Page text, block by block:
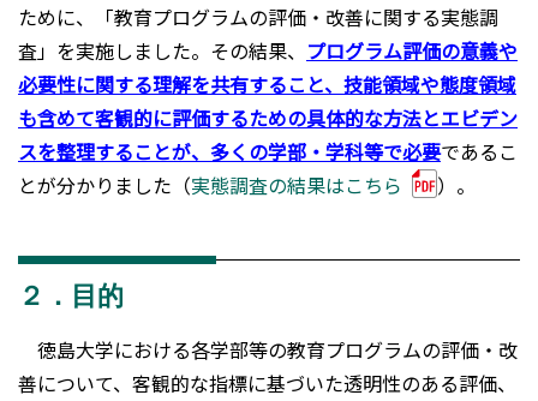
ために、「教育プログラムの評価・改善に関する実態調
査」を実施しました。その結果、 プログラム評価の意義や
必要性に関する理解を共有すること、技能領域や態度領域
も含めて客観的に評価するための具体的な方法とエビデン
スを整理することが、多くの学部・学科等で必要であるこ
とが分かりました（実態調査の結果はこちら ）。
２．目的
徳島大学における各学部等の教育プログラムの評価・改
善について、客観的な指標に基づいた透明性のある評価、